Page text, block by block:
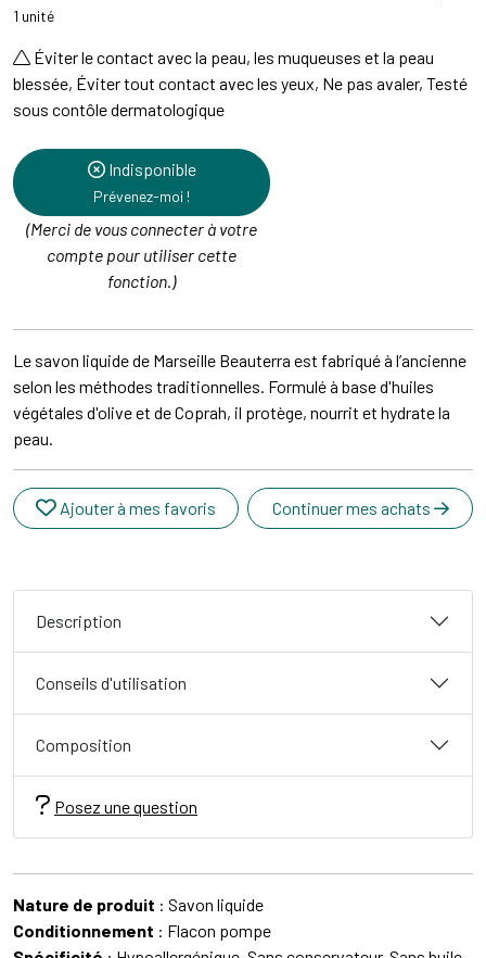
1 unité
Éviter le contact avec la peau, les muqueuses et la peau
blessée, Éviter tout contact avec les yeux, Ne pas avaler, Testé
sous contôle dermatologique
Indisponible
Prévenez-moi !
(Merci de vous connecter à votre
compte pour utiliser cette
fonction.)
Le savon liquide de Marseille Beauterra est fabriqué à l’ancienne
selon les méthodes traditionnelles. Formulé à base d'huiles
végétales d'olive et de Coprah, il protège, nourrit et hydrate la
peau.
Ajouter à mes favoris Continuer mes achats
Description
Conseils d'utilisation
Composition
Posez une question
Nature de produit : Savon liquide
Conditionnement : Flacon pompe